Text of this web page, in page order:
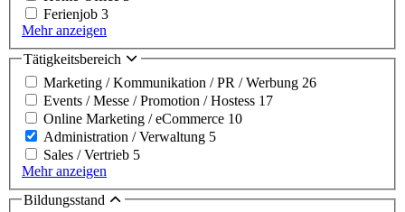
Ferienjob 3
Mehr anzeigen
Tätigkeitsbereich
Marketing / Kommunikation / PR / Werbung 26
Events / Messe / Promotion / Hostess 17
Online Marketing / eCommerce 10
Administration / Verwaltung 5
Sales / Vertrieb 5
Mehr anzeigen
Bildungsstand